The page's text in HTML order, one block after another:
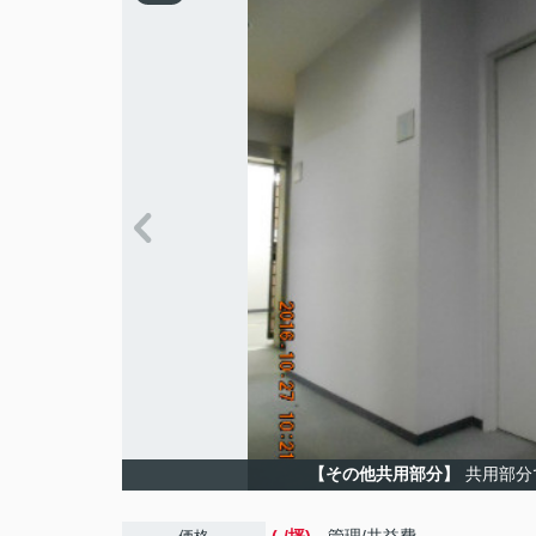
【その他共用部分】 共用部